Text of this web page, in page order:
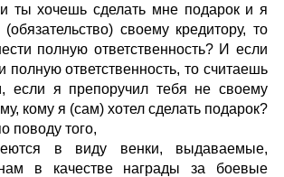
ты хочешь сделать мне подарок и я
своему кредитору, то
полную ответственность? И если
полную ответственность, то считаешь
если я препоручил тебя не своему
кому я (сам) хотел сделать подарок?
поводу того,
в виду венки, выдаваемые,
в качестве награды за боевые